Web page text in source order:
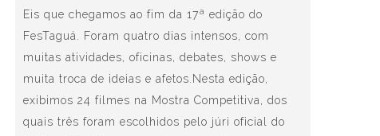
Eis que chegamos ao fim da 17ª edição do
FesTaguá. Foram quatro dias intensos, com
muitas atividades, oficinas, debates, shows e
muita troca de ideias e afetos.Nesta edição,
exibimos 24 filmes na Mostra Competitiva, dos
quais três foram escolhidos pelo júri oficial do